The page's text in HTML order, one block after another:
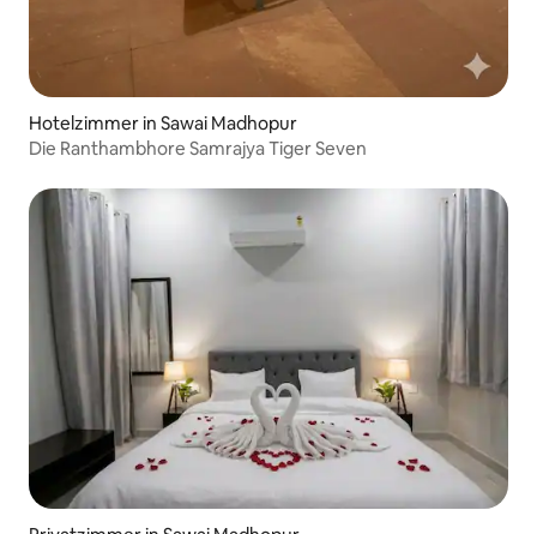
Hotelzimmer in Sawai Madhopur
Die Ranthambhore Samrajya Tiger Seven